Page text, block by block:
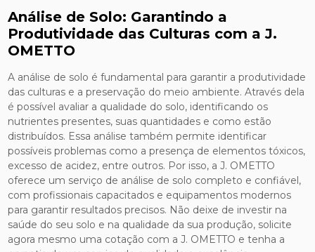
Análise de Solo: Garantindo a
Produtividade das Culturas com a J.
OMETTO
A análise de solo é fundamental para garantir a produtividade
das culturas e a preservação do meio ambiente. Através dela
é possível avaliar a qualidade do solo, identificando os
nutrientes presentes, suas quantidades e como estão
distribuídos. Essa análise também permite identificar
possíveis problemas como a presença de elementos tóxicos,
excesso de acidez, entre outros. Por isso, a J. OMETTO
oferece um serviço de análise de solo completo e confiável,
com profissionais capacitados e equipamentos modernos
para garantir resultados precisos. Não deixe de investir na
saúde do seu solo e na qualidade da sua produção, solicite
agora mesmo uma cotação com a J. OMETTO e tenha a